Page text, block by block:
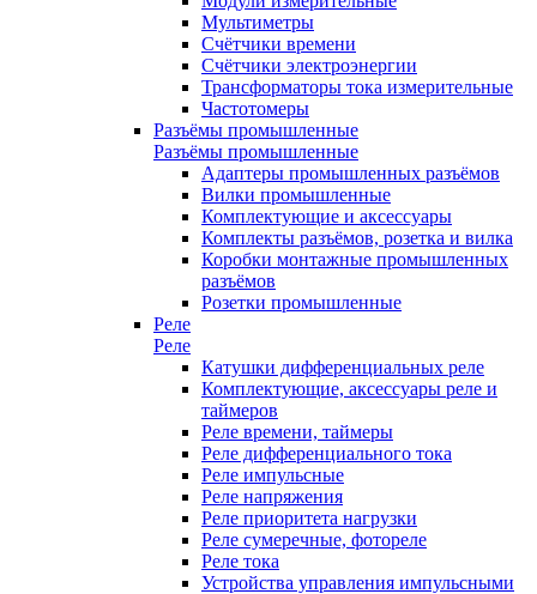
Мультиметры
Счётчики времени
Счётчики электроэнергии
Трансформаторы тока измерительные
Частотомеры
Разъёмы промышленные
Разъёмы промышленные
Адаптеры промышленных разъёмов
Вилки промышленные
Комплектующие и аксессуары
Комплекты разъёмов, розетка и вилка
Коробки монтажные промышленных
разъёмов
Розетки промышленные
Реле
Реле
Катушки дифференциальных реле
Комплектующие, аксессуары реле и
таймеров
Реле времени, таймеры
Реле дифференциального тока
Реле импульсные
Реле напряжения
Реле приоритета нагрузки
Реле сумеречные, фотореле
Реле тока
Устройства управления импульсными